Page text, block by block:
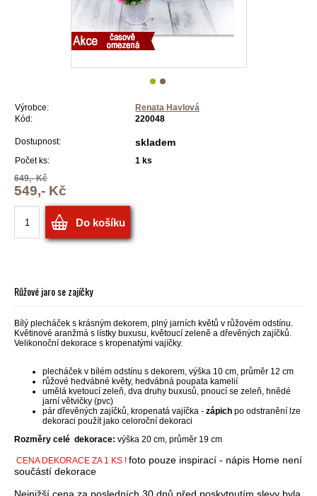
Výrobce:
Renata Havlová
Kód:
220048
Dostupnost: skladem
Počet ks: 1 ks
649,- Kč
549,- Kč
Do košíku
Růžové jaro se zajíčky
Bílý plecháček s krásným dekorem, plný jarních květů v růžovém odstínu.
Květinové aranžmá s lístky buxusu, květoucí zeleně a dřevěných zajíčků.
Velikonoční dekorace s kropenatými vajíčky.
plecháček v bílém odstínu s dekorem, výška 10 cm, průměr 12 cm
růžové hedvábné květy, hedvábná poupata kamelií
umělá kvetoucí zeleň, dva druhy buxusů, pnoucí se zeleň, hnědé
jarní větvičky (pvc)
pár dřevěných zajíčků, kropenatá vajíčka - zápich po odstranění lze
dekoraci použít jako celoroční dekoraci
Rozměry celé dekorace: výška 20 cm, průměr 19 cm
CENA DEKORACE ZA 1 KS ! foto pouze inspirací - nápis Home není
součástí dekorace